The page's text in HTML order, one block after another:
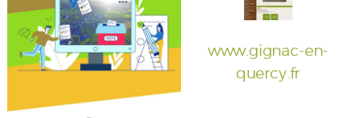
www.gignac-en-
quercy.fr